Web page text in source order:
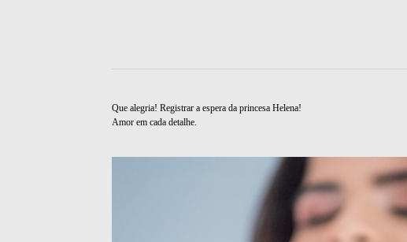
Que alegria! Registrar a espera da princesa Helena!
Amor em cada detalhe.